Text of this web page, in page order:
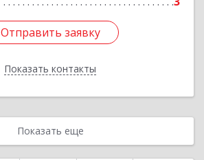
Отправить заявку
Показать контакты
Отправить заявку
Назад
Показать еще